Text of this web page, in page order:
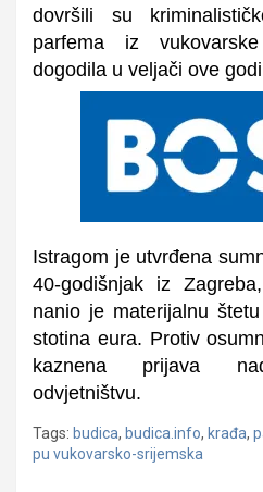
dovršili su
parfema iz
dogodila u veljači ove
Istragom je utvrđena
40-godišnjak iz
nanio je materijalnu
stotina eura. Protiv
kaznena prijava
odvjetništvu.
Tags: budica, budica.info, krađa,
pu vukovarsko-srijemska